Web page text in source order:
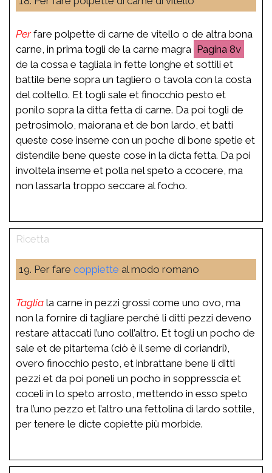
Perfare polpette di carne de vitello o de altra bona
carne, in prima togli de la carne magra
8v
de la cossa e tagliala in fette longhe et sottili et
battile bene sopra un tagliero o tavola con la costa
del coltello. Et togli sale et finocchio pesto et
ponilo sopra la ditta fetta di carne. Da poi togli de
petrosimolo, maiorana et de bon lardo, et batti
queste cose inseme con un poche di bone spetie et
distendile bene queste cose in la dicta fetta. Da poi
involtela inseme et polla nel speto a ccocere, ma
non lassarla troppo seccare al focho.
19. Per fare coppiette al modo romano
Taglia la carne in pezzi grossi come uno ovo, ma
non la fornire di tagliare perché li ditti pezzi deveno
restare attaccati l’uno coll’altro. Et togli un pocho de
sale et de pitartema (ciò è il seme di coriandri),
overo finocchio pesto, et inbrattane bene li ditti
pezzi et da poi poneli un pocho in soppresscia et
coceli in lo speto arrosto, mettendo in esso speto
tra l’uno pezzo et l’altro una fettolina di lardo sottile,
per tenere le dicte copiette più morbide.